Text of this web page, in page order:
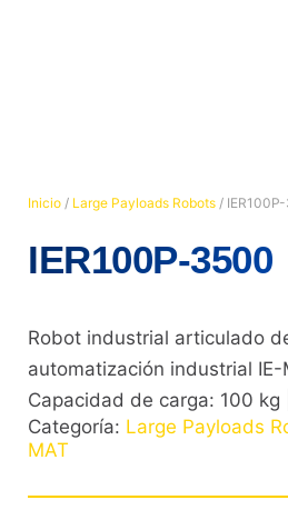
Inicio / Large Payloads Robots /
IER100P-3500
Robot industrial articulado
automatización industrial IE-
Capacidad de carga: 100
Categoría: Large Payloads
MAT